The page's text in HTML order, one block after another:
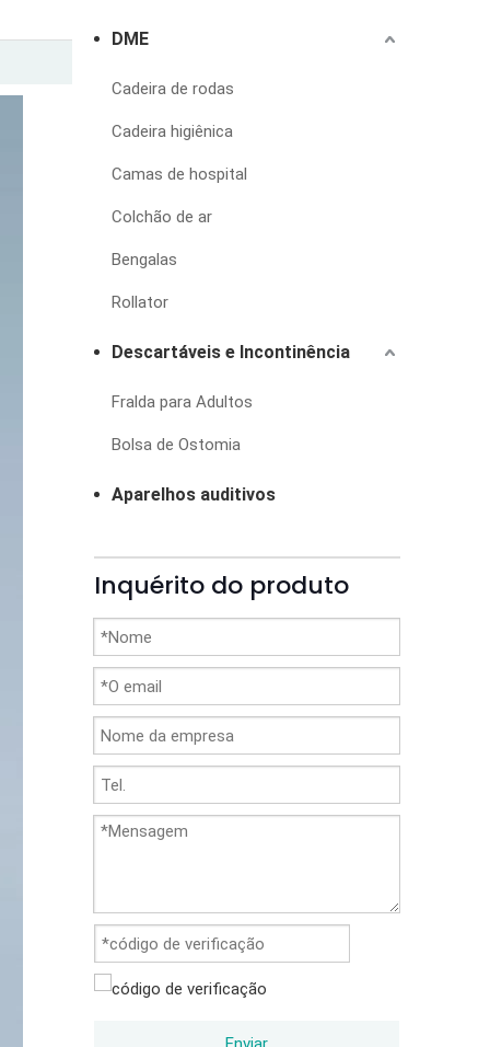
DME
Cadeira de rodas
Cadeira higiênica
Camas de hospital
Colchão de ar
Bengalas
Rollator
Descartáveis e Incontinência
Fralda para Adultos
Bolsa de Ostomia
Aparelhos auditivos
Inquérito do produto